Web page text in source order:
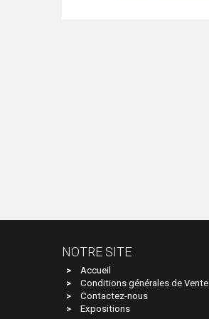
NOTRE SITE
Accueil
Conditions générales de Vente
Contactez-nous
Expositions